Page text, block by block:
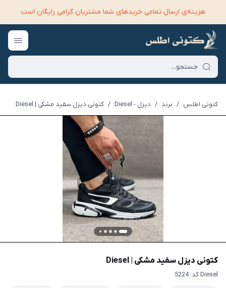
هزینه‌ی ارسال تمامی خرید‌های شما مشتریان گرامی رایگان است
کتونی اطلس / برند / دیزل - Diesel / کتونی دیزل سفید مشکی | Diesel
کتونی دیزل سفید مشکی | Diesel
Diesel کد: 5224